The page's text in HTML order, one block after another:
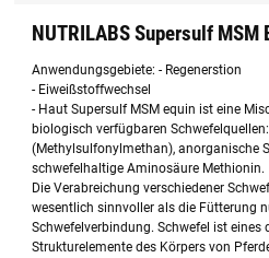
NUTRILABS Supersulf MSM
Anwendungsgebiete: - Regenerstion
- Eiweißstoffwechsel
- Haut Supersulf MSM equin ist eine
biologisch verfügbaren
(Methylsulfonylmethan), anorganische
schwefelhaltige Aminosäure Methionin.
Die Verabreichung verschiedener
wesentlich sinnvoller als die Fütterung
Schwefelverbindung. Schwefel ist eines
Strukturelemente des Körpers von